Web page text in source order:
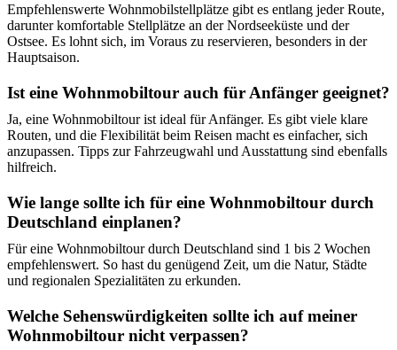
Empfehlenswerte Wohnmobilstellplätze gibt es entlang jeder Route,
darunter komfortable Stellplätze an der Nordseeküste und der
Ostsee. Es lohnt sich, im Voraus zu reservieren, besonders in der
Hauptsaison.
Ist eine Wohnmobiltour auch für Anfänger geeignet?
Ja, eine Wohnmobiltour ist ideal für Anfänger. Es gibt viele klare
Routen, und die Flexibilität beim Reisen macht es einfacher, sich
anzupassen. Tipps zur Fahrzeugwahl und Ausstattung sind ebenfalls
hilfreich.
Wie lange sollte ich für eine Wohnmobiltour durch
Deutschland einplanen?
Für eine Wohnmobiltour durch Deutschland sind 1 bis 2 Wochen
empfehlenswert. So hast du genügend Zeit, um die Natur, Städte
und regionalen Spezialitäten zu erkunden.
Welche Sehenswürdigkeiten sollte ich auf meiner
Wohnmobiltour nicht verpassen?